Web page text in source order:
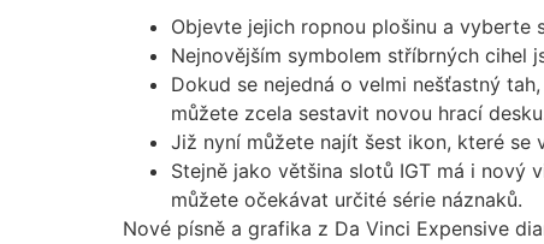
Objevte jejich ropnou plošinu a vyberte
Nejnovějším symbolem stříbrných cihel
Dokud se nejedná o velmi nešťastný
můžete zcela sestavit novou hrací
Již nyní můžete najít šest ikon, které se
Stejně jako většina slotů IGT má i nový
můžete očekávat určité série náznaků.
Nové písně a grafika z Da Vinci Expensive